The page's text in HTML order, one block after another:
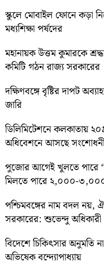
স্কুলে মোবাইল ফোনে কড়া
মধ্যশিক্ষা পর্ষদের
মহানায়ক উত্তম কুমারকে
কমিটি গঠন রাজ্য সরকারের
দক্ষিণবঙ্গে বৃষ্টির দাপট
জারি
ডিলিমিটেশনে কলকাতায়
অধিবেশনে আসছে
পুজোর আগেই খুলতে পারে
মিলতে পারে ২,০০০-
পশ্চিমবঙ্গের নাম বদল নয়,
সরকারের: শুভেন্দু অধিকারী
বিদেশে চিকিৎসার অনুমতি
অভিষেক বন্দ্যোপাধ্যায়